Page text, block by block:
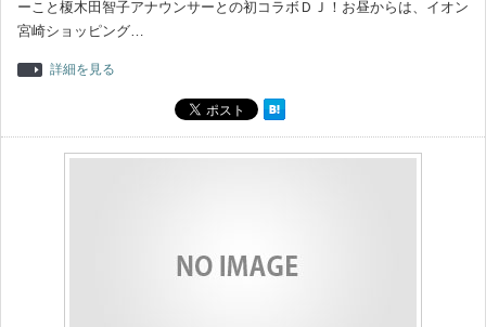
ーこと榎木田智子アナウンサーとの初コラボＤＪ！お昼からは、イオン
宮崎ショッピング…
詳細を見る